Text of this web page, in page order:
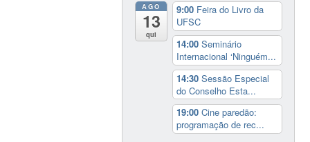
AGO
13
qui
9:00 Feira do Livro da
UFSC
14:00Seminário
Internacional ‘Ninguém...
14:30Sessão Especial
do Conselho Esta...
19:00Cine paredão:
programação de rec...